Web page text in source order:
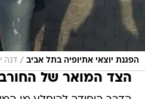
הפגנת יוצאי אתיופיה בתל אביב / דנה
הצד המואר של